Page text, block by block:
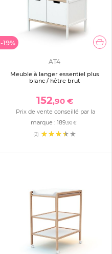
-19%
AT4
Meuble à langer essentiel plus
blanc / hêtre brut
152,90 €
Prix de vente conseillé par la
marque : 189 ,90 €
(2)